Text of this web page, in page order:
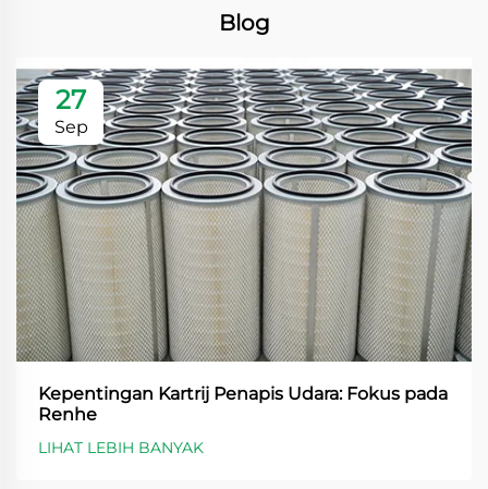
Blog
27
Sep
Kepentingan Kartrij Penapis Udara: Fokus pada
Renhe
LIHAT LEBIH BANYAK